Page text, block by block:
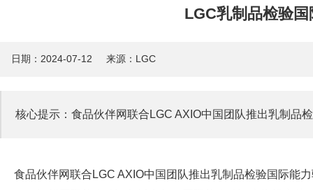
LGC乳制品检验
日期：2024-07-12 来源：LGC
核心提示：食品伙伴网联合LGC AXIO中国团队推出乳制品
食品伙伴网联合LGC AXIO中国团队推出乳制品检验国际能